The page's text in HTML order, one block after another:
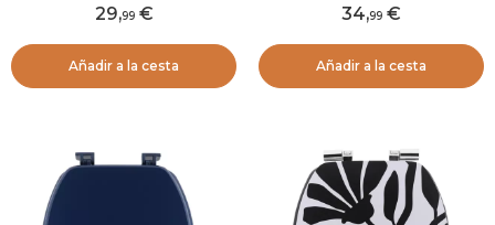
29,99
Añadir a la cesta
34,99
Añadir a la cesta